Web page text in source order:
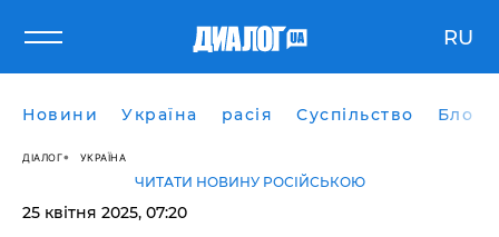
RU
Новини Україна расія Суспільство Блоги
ДІАЛОГ УКРАЇНА
ЧИТАТИ НОВИНУ РОСІЙСЬКОЮ
25 квітня 2025, 07:20